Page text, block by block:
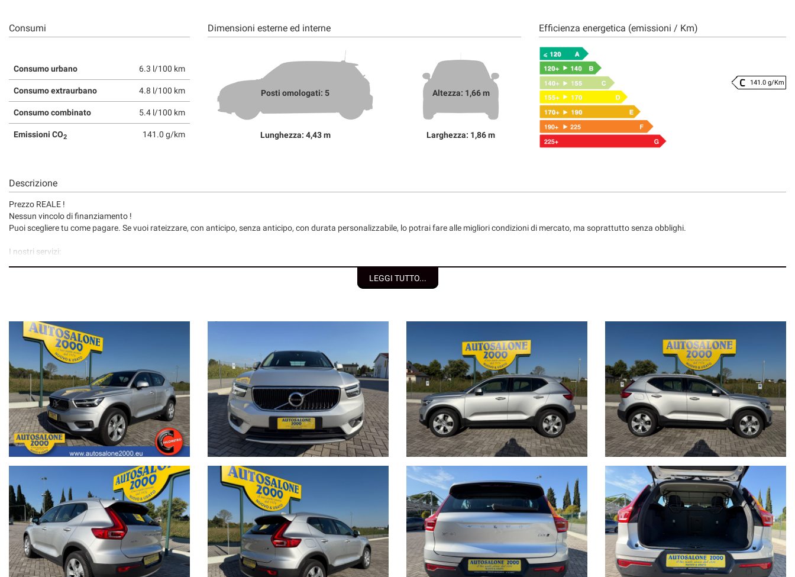
Consumi
Consumo urbano 6.3 l/100 km
Consumo extraurbano 4.8 l/100 km
Consumo combinato 5.4 l/100 km
Emissioni CO2 141.0 g/km
Dimensioni esterne ed interne
Posti omologati: 5
Lunghezza: 4,43 m
Altezza: 1,66 m
Larghezza: 1,86 m
Efficienza energetica (emissioni / Km)
141.0 g/Km
Descrizione
Prezzo REALE !
Nessun vincolo di finanziamento !
Puoi scegliere tu come pagare. Se vuoi rateizzare, con anticipo, senza anticipo, con durata personalizzabile, lo potrai fare alle migliori condizioni di mercato, ma soprattutto senza obblighi.
I nostri servizi:
• Garanzia assicurativa estensibile fino a 3 anni senza limite di chilometraggio.
Segui Autosalone 2000 srl e leggi le recensioni che descrivono l’esperienza dei nostri clienti:
• www.autosalone2000.eu dove potrai trovare l’intero parco auto aggiornato, maggiori foto e info per ogni singola vettura, i nostri servizi e la nostra storia dal 1976 ad oggi.
• Facebook / Instagram aggiornato con nuovi arrivi, descrizioni delle attività e l’album fotografico delle consegne, ovvero il momento più emozionante immortalato con i nostri clienti.
• Google Business completato con le informazioni più dettagliate riguardanti i giorni di apertura, gli orari e la localizzazione geografica.
Nota bene: La dotazione tecnica e gli accessori indicati nella presente scheda potrebbero non coincidere con l’effettivo equipaggiamento del veicolo, a causa della non uniformità dei dati pubblicati dai diversi
portali.Al fine di evitare inconvenienti per eventuali inesattezze relative all’annuncio è consigliabile accertarsi della disponibilità dell’autovettura e della correttezza dei dati inseriti. Autosalone 2000 srl declina ogni
responsabilità per eventuali involontarie incongruenze, che non rappresentano in alcun modo un impegno contrattuale. Ci scusiamo per l’inconveniente e vi invitiamo a verificare le caratteristiche dello specifico
veicolo. Autosalone 2000 srl declina ogni responsabilità per eventuali involontarie incongruenze, che non rappresentano in alcun modo un impegno contrattuale.
Non prendermi per il Chilometro:
Siamo iscritti alla community
Cosa vuol dire far parte della Community di “NON PRENDERMI PER IL CHILOMETRO” ?
Vuol dire offrire ad ogni cliente la certezza e la serenità di un acquisto sicuro, vuol dire metterci la faccia certificando la percorrenza chilometrica di ogni singola vettura, con i fatti e non con le parole, per noi far parte
di questa Community è un impegno che con vanto portiamo avanti da anni.
Acquistare un'auto usata evitando la truffa non è semplice.
www.nonprendermiperilchilometro.it
LEGGI TUTTO...